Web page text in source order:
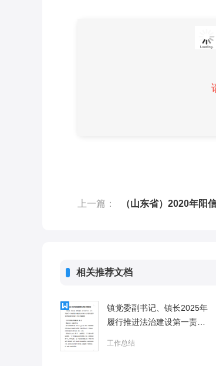
上一篇： （山东省）2020年阳信县人民
相关推荐文档
镇党委副书记、镇长2025年
履行推进法治建设第一责任
工作总结